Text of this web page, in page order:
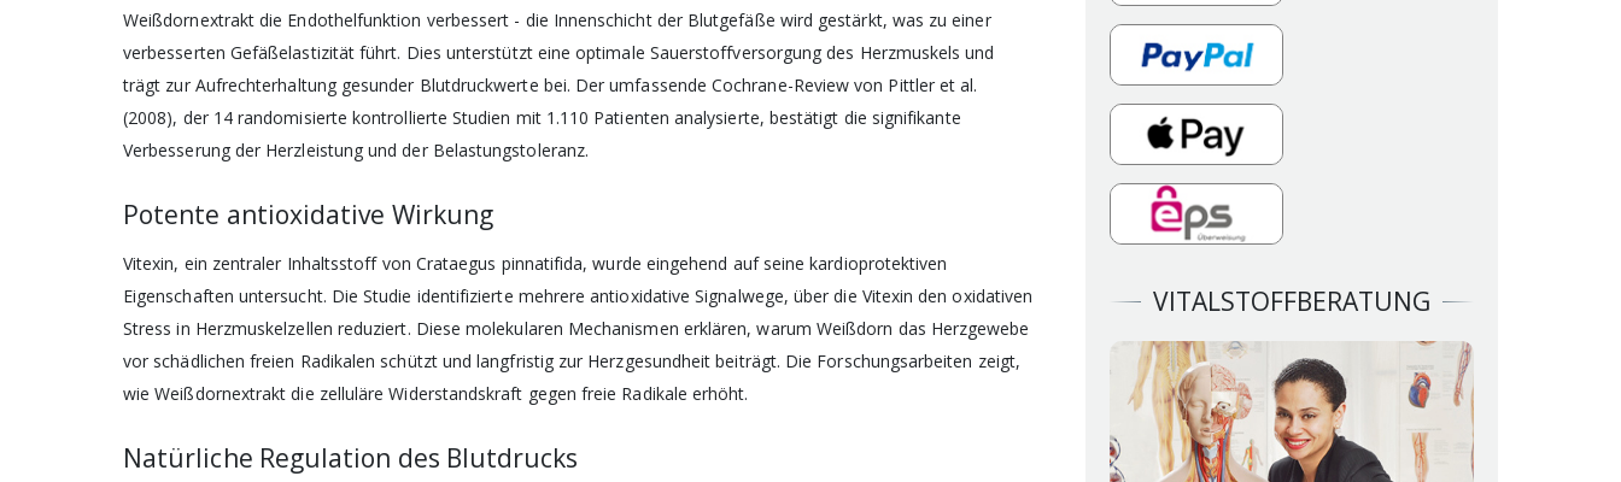
Weißdornextrakt die Endothelfunktion verbessert - die Innenschicht der Blutgefäße wird gestärkt, was zu einer
verbesserten Gefäßelastizität führt. Dies unterstützt eine optimale Sauerstoffversorgung des Herzmuskels und
trägt zur Aufrechterhaltung gesunder Blutdruckwerte bei. Der umfassende Cochrane-Review von Pittler et al.
(2008), der 14 randomisierte kontrollierte Studien mit 1.110 Patienten analysierte, bestätigt die signifikante
Verbesserung der Herzleistung und der Belastungstoleranz.
Potente antioxidative Wirkung
Vitexin, ein zentraler Inhaltsstoff von Crataegus pinnatifida, wurde eingehend auf seine kardioprotektiven
Eigenschaften untersucht. Die Studie identifizierte mehrere antioxidative Signalwege, über die Vitexin den oxidativen
Stress in Herzmuskelzellen reduziert. Diese molekularen Mechanismen erklären, warum Weißdorn das Herzgewebe
vor schädlichen freien Radikalen schützt und langfristig zur Herzgesundheit beiträgt. Die Forschungsarbeiten zeigt,
wie Weißdornextrakt die zelluläre Widerstandskraft gegen freie Radikale erhöht.
Natürliche Regulation des Blutdrucks
VITALSTOFFBERATUNG
Datenschutzrechtliche
Einwilligungserklärung*
Ich stimme zu, dass meine personenbezogenen
Daten – wie in derDatenschutzerklärung
verarbeitet werden. Diese Einwilligung kann ich
jederzeit widerrufen. – Ohne diese Zustimmung